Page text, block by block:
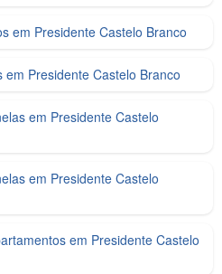
em Presidente Castelo Branco
Presidente Castelo Branco
em Presidente Castelo
em Presidente Castelo
em Presidente Castelo